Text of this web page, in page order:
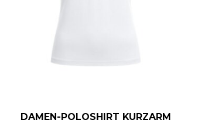
DAMEN-POLOSHIRT KURZARM